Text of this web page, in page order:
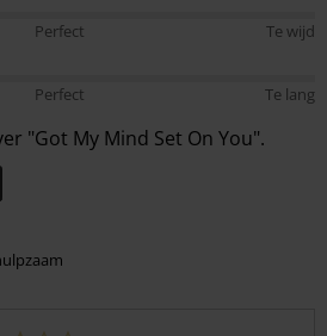
Perfect
Te wijd
Perfect Te lang
"Got My Mind Set On You".